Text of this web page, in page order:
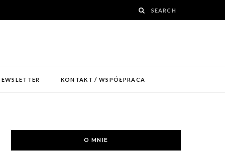
KONTAKT / WSPÓŁPRACA
O MNIE